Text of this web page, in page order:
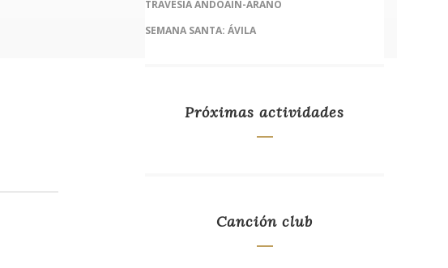
TRAVESIA ANDOAIN-ARANO
SEMANA SANTA: ÁVILA
Próximas actividades
Canción club